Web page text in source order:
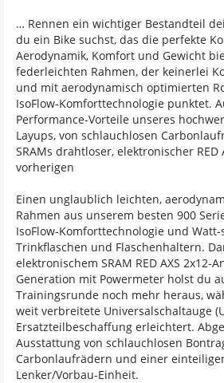
… Rennen ein wichtiger Bestandteil
du ein Bike suchst, das die perfekte
Aerodynamik, Komfort und Gewicht
federleichten Rahmen, der keinerlei
und mit aerodynamisch optimierten
IsoFlow-Komforttechnologie punktet.
Performance-Vorteile unseres
Layups, von schlauchlosen
SRAMs drahtloser, elektronischer RED
vorherigen
Einen unglaublich leichten,
Rahmen aus unserem besten 900
IsoFlow-Komforttechnologie und Watt-
Trinkflaschen und Flaschenhaltern.
elektronischem SRAM RED AXS 2x12-
Generation mit Powermeter holst du
Trainingsrunde noch mehr heraus,
weit verbreitete Universalschaltauge
Ersatzteilbeschaffung erleichtert.
Ausstattung von schlauchlosen
Carbonlaufrädern und einer
Lenker/Vorbau-Einheit.